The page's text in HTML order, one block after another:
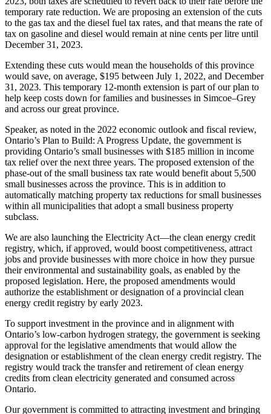
temporary rate reduction. We are proposing an extension of the cuts
to the gas tax and the diesel fuel tax rates, and that means the rate of
tax on gasoline and diesel would remain at nine cents per litre until
December 31, 2023.
Extending these cuts would mean the households of this province
would save, on average, $195 between July 1, 2022, and December
31, 2023. This temporary 12-month extension is part of our plan to
help keep costs down for families and businesses in Simcoe–Grey
and across our great province.
Speaker, as noted in the 2022 economic outlook and fiscal review,
Ontario’s Plan to Build: A Progress Update, the government is
providing Ontario’s small businesses with $185 million in income
tax relief over the next three years. The proposed extension of the
phase-out of the small business tax rate would benefit about 5,500
small businesses across the province. This is in addition to
automatically matching property tax reductions for small businesses
within all municipalities that adopt a small business property
subclass.
We are also launching the Electricity Act—the clean energy credit
registry, which, if approved, would boost competitiveness, attract
jobs and provide businesses with more choice in how they pursue
their environmental and sustainability goals, as enabled by the
proposed legislation. Here, the proposed amendments would
authorize the establishment or designation of a provincial clean
energy credit registry by early 2023.
To support investment in the province and in alignment with
Ontario’s low-carbon hydrogen strategy, the government is seeking
approval for the legislative amendments that would allow the
designation or establishment of the clean energy credit registry. The
registry would track the transfer and retirement of clean energy
credits from clean electricity generated and consumed across
Ontario.
Our government is committed to attracting investment and bringing